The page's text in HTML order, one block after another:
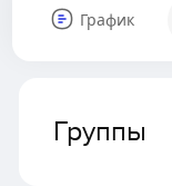
График
Группы